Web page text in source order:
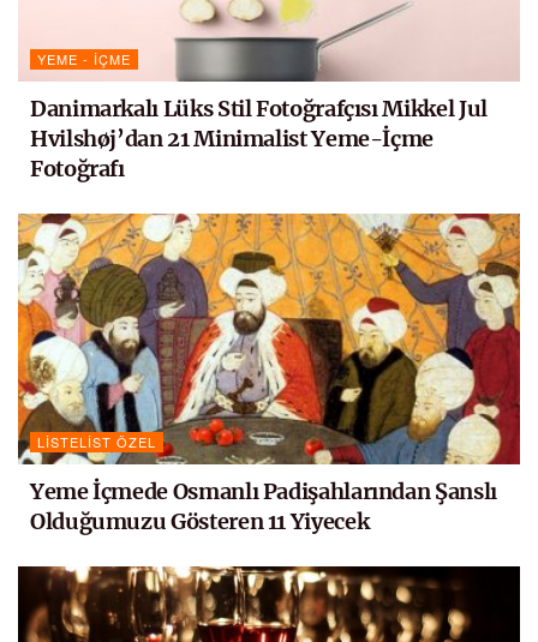
YEME - İÇME
Danimarkalı Lüks Stil Fotoğrafçısı Mikkel Jul
Hvilshøj’dan 21 Minimalist Yeme-İçme
Fotoğrafı
LISTELIST ÖZEL
Yeme İçmede Osmanlı Padişahlarından Şanslı
Olduğumuzu Gösteren 11 Yiyecek